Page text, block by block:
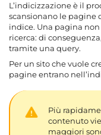
L’indicizzazione è il
scansionano le pagine
indice. Una pagina
ricerca: di
tramite una query.
Per un sito che vuole
pagine entrano
Più
contenuto
maggiori